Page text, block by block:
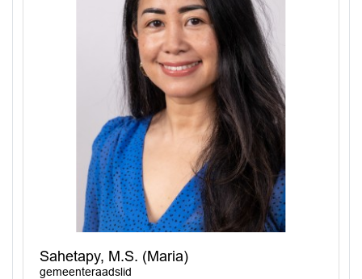
Sahetapy, M.S. (Maria)
gemeenteraadslid